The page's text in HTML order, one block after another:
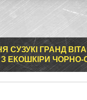
ГРАНД
З ЕКОШКІРИ ЧОРНО-